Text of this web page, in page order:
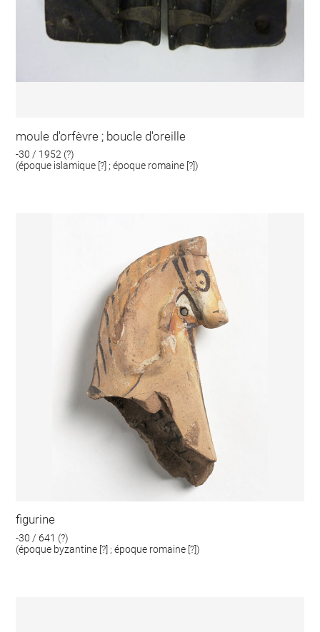
moule d'orfèvre ; boucle d'oreille
-30 / 1952 (?)
(époque islamique [?] ; époque romaine [?])
figurine
-30 / 641 (?)
(époque byzantine [?] ; époque romaine [?])